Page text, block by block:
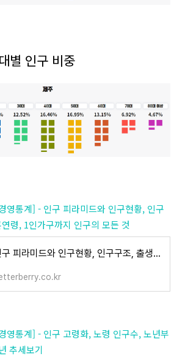
별 인구 비중
영통계] - 인구 피라미드와 인구현황, 인구
령, 1인가구까지 인구의 모든 것
인구 피라미드와 인구현황, 인구구조, 출생율과 초혼연령, 1인가구까지 인구의 모든 것
영통계] - 인구 고령화, 노령 인구수, 노년부
추세보기